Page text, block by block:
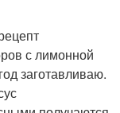
с лимонной
заготавливаю.